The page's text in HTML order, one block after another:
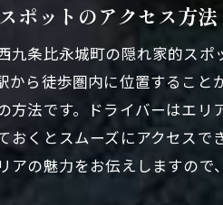
特
ポットのアクセス方法
九条比永城町の隠れ家的ス
から徒歩圏内に位置するこ
方法です。ドライバーはエ
おくとスムーズにアクセス
アの魅力をお伝えしますので